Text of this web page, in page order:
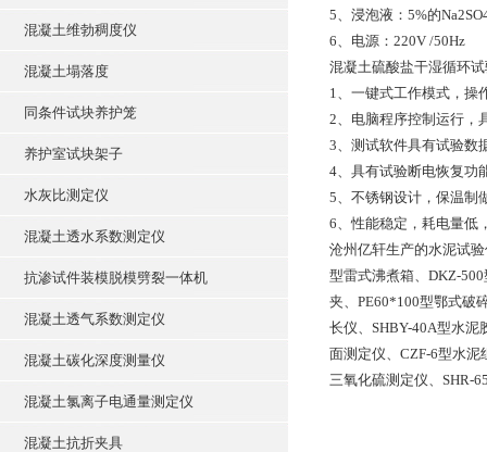
混凝土维勃稠度仪
混凝土塌落度
同条件试块养护笼
养护室试块架子
水灰比测定仪
混凝土透水系数测定仪
抗渗试件装模脱模劈裂一体机
混凝土透气系数测定仪
混凝土碳化深度测量仪
混凝土氯离子电通量测定仪
混凝土抗折夹具
5、浸泡液：5%的
6、电源：220V /50Hz
混凝土硫酸盐干湿循环
1、一键式工作模式，操
2、电脑程序控制运行，
3、测试软件具有试验数
4、具有试验断电恢复功
5、不锈钢设计，保温制
6、性能稳定，耗电量低
沧州亿轩生产的水泥试
型雷式沸煮箱、DKZ-
夹、PE60*100型鄂式破
长仪、SHBY-40A型水
面测定仪、CZF-6型水
三氧化硫测定仪、SHR-